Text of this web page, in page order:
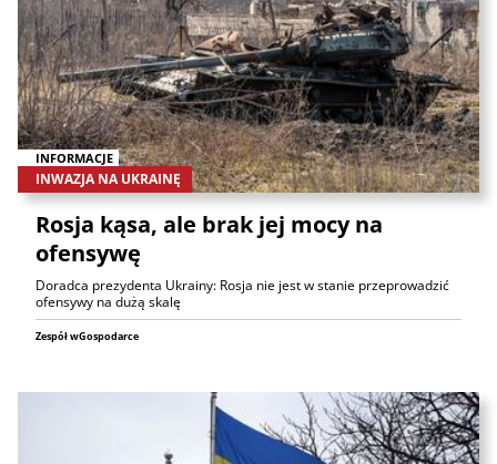
INFORMACJE
INWAZJA NA UKRAINĘ
Rosja kąsa, ale brak jej mocy na
ofensywę
Doradca prezydenta Ukrainy: Rosja nie jest w stanie przeprowadzić
ofensywy na dużą skalę
Zespół wGospodarce